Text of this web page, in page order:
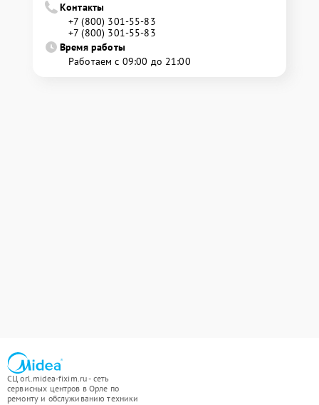
Контакты
+7 (800) 301-55-83
+7 (800) 301-55-83
Время работы
Работаем с 09:00 до 21:00
СЦ orl.midea-fixim.ru - сеть
сервисных центров в Орле по
ремонту и обслуживанию техники